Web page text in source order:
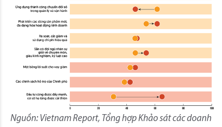
Nguồn: Vietnam Report, Tổng hợp Khảo sát các doanh